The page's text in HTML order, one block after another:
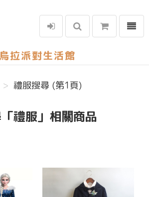
選單
禮服搜尋 (第1頁)
禮服」相關商品